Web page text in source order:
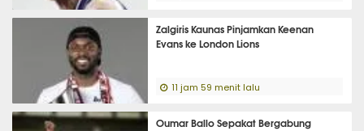
Zalgiris Kaunas Pinjamkan Keenan
Evans ke London Lions
11 jam 59 menit lalu
Oumar Ballo Sepakat Bergabung